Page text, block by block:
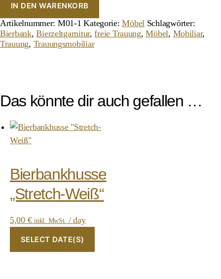
IN DEN WARENKORB
Artikelnummer: M01-1 Kategorie:Möbel Schlagwörter:
Bierbank,Bierzeltgarnitur,freie Trauung,Möbel, Mobiliar,
Trauung, Trauungsmobiliar
Das könnte dir auch gefallen …
Bierbankhusse
„Stretch-Weiß“
5,00 € inkl. MwSt. / day
SELECT DATE(S)